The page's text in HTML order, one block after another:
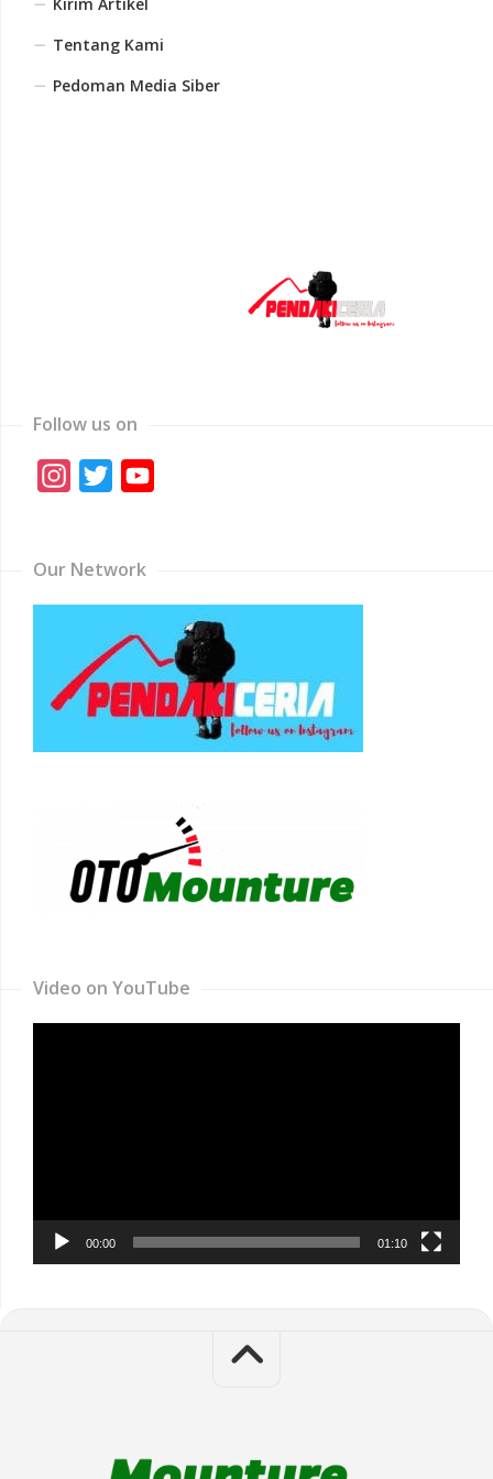
Tentang Kami
Pedoman Media Siber
Follow us on
Instagram
Twitter
Our Network
Video on YouTube
00:00 01:10